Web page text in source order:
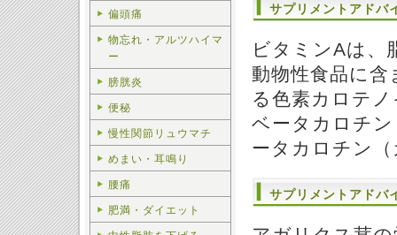
サプリメントアドバ
ビタミンAは、
動物性食品に
る色素カロテ
ベータカロチ
ータカロチン
サプリメントアドバ
偏頭痛
物忘れ・アルツハイマ
ー
膀胱炎
便秘
慢性関節リュウマチ
めまい・耳鳴り
腰痛
肥満・ダイエット